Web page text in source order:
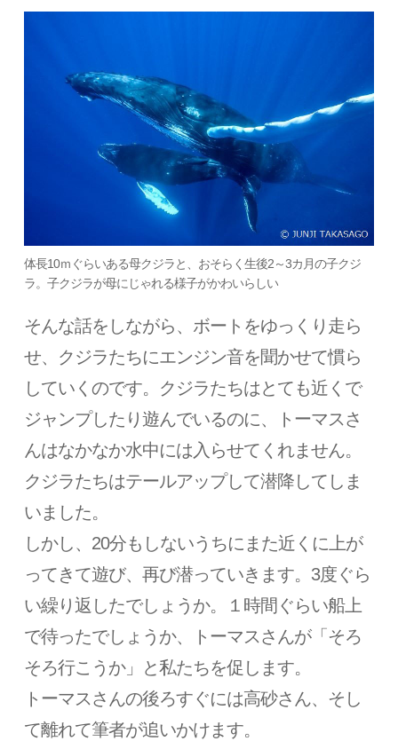
体長10ｍぐらいある母クジラと、おそらく生後2～3カ月の子クジ
ラ。子クジラが母にじゃれる様子がかわいらしい
そんな話をしながら、ボートをゆっくり走ら
せ、クジラたちにエンジン音を聞かせて慣ら
していくのです。クジラたちはとても近くで
ジャンプしたり遊んでいるのに、トーマスさ
んはなかなか水中には入らせてくれません。
クジラたちはテールアップして潜降してしま
いました。
しかし、20分もしないうちにまた近くに上が
ってきて遊び、再び潜っていきます。3度ぐら
い繰り返したでしょうか。１時間ぐらい船上
で待ったでしょうか、トーマスさんが「そろ
そろ行こうか」と私たちを促します。
トーマスさんの後ろすぐには高砂さん、そし
て離れて筆者が追いかけます。